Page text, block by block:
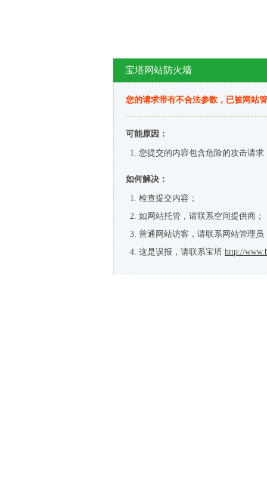
宝塔网站防火墙
您的请求带有不合法参数，已被网站
可能原因：
您提交的内容包含危险的攻击请求
如何解决：
检查提交内容；
如网站托管，请联系空间提供商；
普通网站访客，请联系网站管理员
这是误报，请联系宝塔 http://